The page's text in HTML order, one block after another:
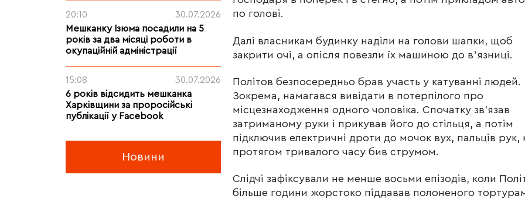
20:10
30.07.2026
Мешканку Ізюма посадили на 5
років за два місяці роботи в
окупаційній адміністрації
15:08
30.07.2026
6 років відсидить мешканка
Харківщини за проросійські
публікації у Facebook
Новини
по голові.
Далі власникам будинку наділи на голови шапки, щоб
закрити очі, а опісля повезли їх машиною до вʼязниці.
Політов безпосередньо брав участь у катуванні людей.
Зокрема, намагався вивідати в потерпілого про
місцезнаходження одного чоловіка. Спочатку зв’язав
затриманому руки і прикував його до стільця, а потім
підключив електричні дроти до мочок вух, пальців рук,
протягом тривалого часу бив струмом.
Слідчі зафіксували не менше восьми епізодів, коли
більше години жорстоко піддавав полоненого